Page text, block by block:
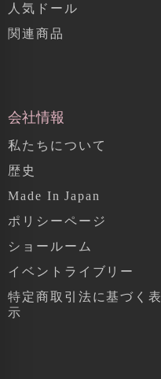
人気ドール
関連商品
会社情報
私たちについて
歴史
Made In Japan
ポリシーページ
ショールーム
イベントライブリー
特定商取引法に基づく表
示